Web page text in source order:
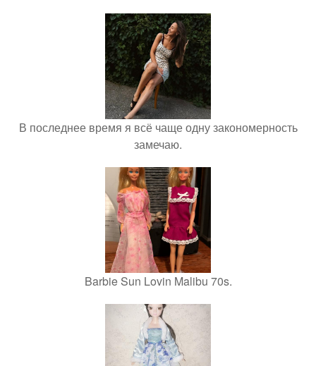
В последнее время я всё чаще одну закономерность
замечаю.
Barbie Sun Lovin Malibu 70s.